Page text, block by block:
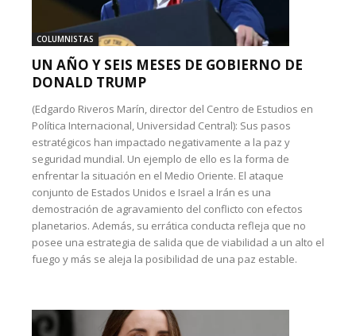
COLUMNISTAS
UN AÑO Y SEIS MESES DE GOBIERNO DE
DONALD TRUMP
(Edgardo Riveros Marín, director del Centro de Estudios en
Política Internacional, Universidad Central): Sus pasos
estratégicos han impactado negativamente a la paz y
seguridad mundial. Un ejemplo de ello es la forma de
enfrentar la situación en el Medio Oriente. El ataque
conjunto de Estados Unidos e Israel a Irán es una
demostración de agravamiento del conflicto con efectos
planetarios. Además, su errática conducta refleja que no
posee una estrategia de salida que de viabilidad a un alto el
fuego y más se aleja la posibilidad de una paz estable.